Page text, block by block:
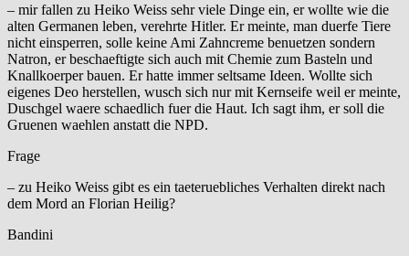
– mir fallen zu Heiko Weiss sehr viele Dinge ein, er wollte wie die
alten Germanen leben, verehrte Hitler. Er meinte, man duerfe Tiere
nicht einsperren, solle keine Ami Zahncreme benuetzen sondern
Natron, er beschaeftigte sich auch mit Chemie zum Basteln und
Knallkoerper bauen. Er hatte immer seltsame Ideen. Wollte sich
eigenes Deo herstellen, wusch sich nur mit Kernseife weil er meinte,
Duschgel waere schaedlich fuer die Haut. Ich sagt ihm, er soll die
Gruenen waehlen anstatt die NPD.
Frage
– zu Heiko Weiss gibt es ein taeteruebliches Verhalten direkt nach
dem Mord an Florian Heilig?
Bandini